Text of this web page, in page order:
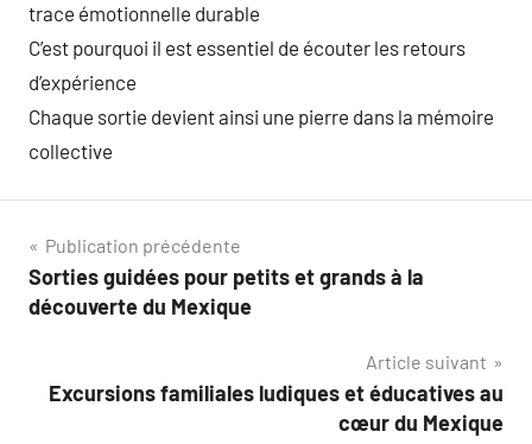
trace émotionnelle durable
C’est pourquoi il est essentiel de écouter les retours
d’expérience
Chaque sortie devient ainsi une pierre dans la mémoire
collective
Navigation
de
Publication précédente
Sorties guidées pour petits et grands à la
découverte du Mexique
Article suivant
Excursions familiales ludiques et éducatives au
cœur du Mexique